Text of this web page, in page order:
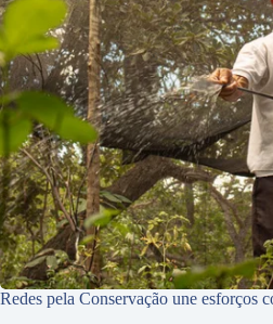
Redes pela Conservação une esforços